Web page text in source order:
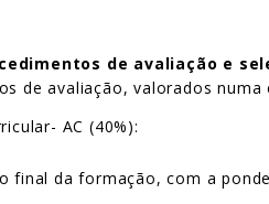
de avaliação e
de avaliação, valorados
AC (40%):
final da formação, com a